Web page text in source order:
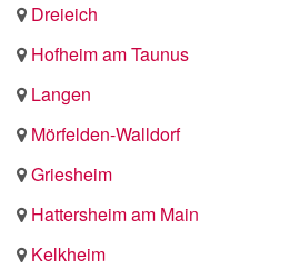
Dreieich
Hofheim am Taunus
Langen
Mörfelden-Walldorf
Griesheim
Hattersheim am Main
Kelkheim